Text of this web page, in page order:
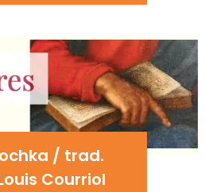
/ trad.
Courriol